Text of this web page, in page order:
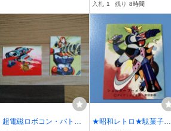
豪 マジンガ スペイザ ポ
ピー ポピニカ
入札 1 残り 8時間
超電磁ロボコン・バトラ
★昭和レトロ★駄菓子屋